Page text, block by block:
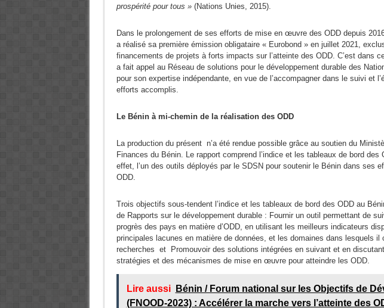
prospérité pour tous »(Nations Unies, 2015).
Dans le prolongement de ses efforts de mise en œuvre des ODD depuis
a réalisé sa première émission obligataire « Eurobond » en juillet 2021,
financements de projets à forts impacts sur l’atteinte des ODD. C’est dans
a fait appel au Réseau de solutions pour le développement durable des
pour son expertise indépendante, en vue de l’accompagner dans le suivi et
efforts accomplis.
Le Bénin à mi-chemin de la réalisation des ODD
La production du présent n’a été rendue possible grâce au soutien du
Finances du Bénin. Le rapport comprend l’indice et les tableaux de bord des
effet, l’un des outils déployés par le SDSN pour soutenir le Bénin dans ses
ODD.
Trois objectifs sous-tendent l’indice et les tableaux de bord des ODD au
de Rapports sur le développement durable : Fournir un outil permettant de
progrès des pays en matière d’ODD, en utilisant les meilleurs indicateurs
principales lacunes en matière de données, et les domaines dans lesquels il
recherches et Promouvoir des solutions intégrées en suivant et en
stratégies et des mécanismes de mise en œuvre pour atteindre les ODD.
Lire aussi
Bénin / Forum national sur les Objectifs de
(FNOOD-2023) : Accélérer la marche vers l’atteinte des